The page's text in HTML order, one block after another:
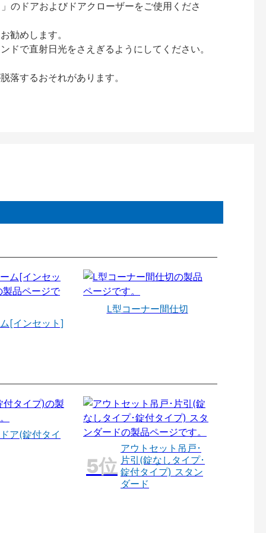
のドアおよびドアクローザーをご使用くださ
勧めします。
で直射日光をさえぎるようにしてください。
落するおそれがあります。
[インセット]
L型コーナー間仕切
ア(錠付タイ
アウトセット吊戸･
片引(錠なしタイプ･
錠付タイプ) スタン
ダード